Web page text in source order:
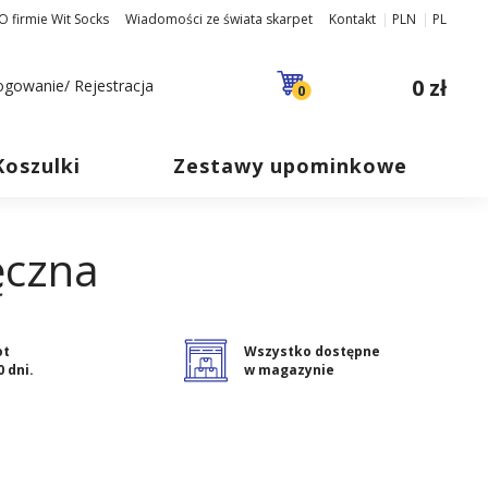
O firmie Wit Socks Wiadomości ze świata skarpet Kontakt PLN PL
Rejestracja 0 0 zł
Zestawy upominkowe
dni.
Wszystko dostępne
w magazynie